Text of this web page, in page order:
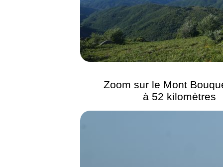
Zoom sur le Mont
à 52 kilomètres